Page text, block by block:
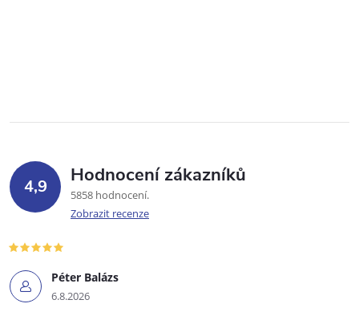
4,9 Hodnocení zákazníků
5858 hodnocení
Zobrazit recenze
Péter Balázs
6.8.2026